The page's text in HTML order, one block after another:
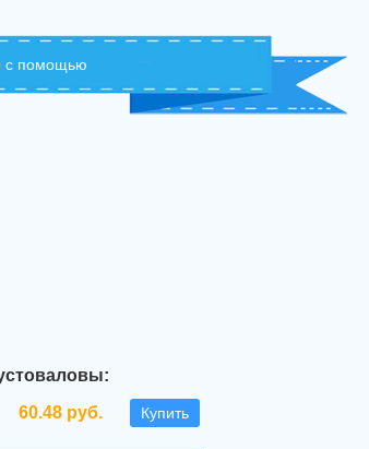
с помощью
60.48 руб. Купить